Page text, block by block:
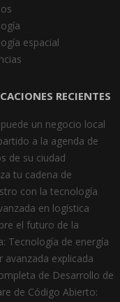
espacial
RECIENTES
un negocio local
a la agenda de
de su ciudad
tu cadena de
con la tecnología
en logística
el futuro de la
Tecnología de energía
avanzada explicada
de Desarrollo de
de Código Abierto: